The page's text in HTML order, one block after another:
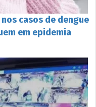
casos de dengue
em epidemia